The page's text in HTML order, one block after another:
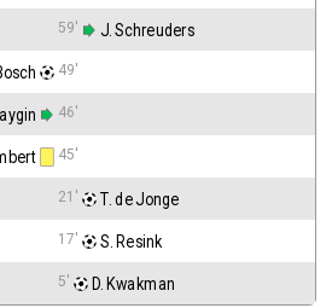
59' J. Schreuders
49'
46'
45'
21' T. de Jonge
17' S. Resink
5' D. Kwakman